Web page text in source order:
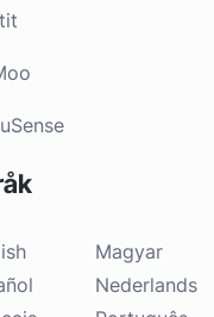
Magyar
Nederlands